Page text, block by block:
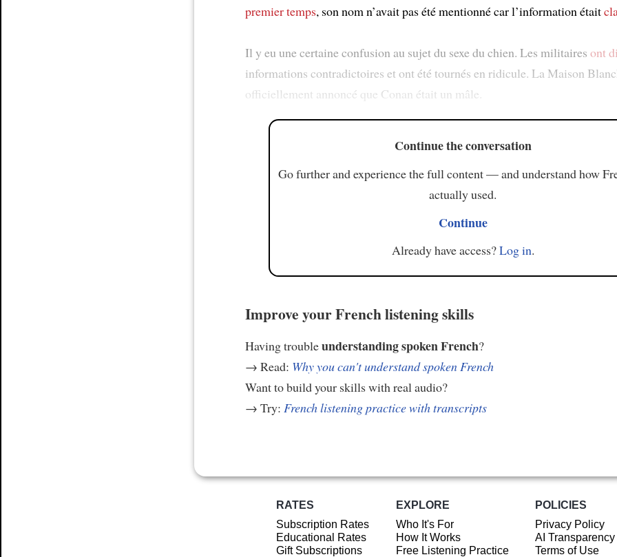
premier temps, son nom n’avait pas été mentionné car l’information était
Il y eu une certaine confusion au sujet du sexe du chien. Les militaires ont
informations contradictoires et ont été tournés en ridicule. La Maison
officiellement annoncé que Conan était un mâle.
Continue the conversation
Go further and experience the full content — and understand how
actually used.
Continue
Already have access?Log in.
Improve your French listening skills
Having troubleunderstanding spoken French?
→ Read: Why you can't understand spoken French
Want to build your skills with real audio?
→ Try: French listening practice with transcripts
RATES
Subscription Rates
Educational Rates
Gift Subscriptions
EXPLORE
Who It's For
How It Works
Free Listening Practice
POLICIES
Privacy Policy
AI
Terms of Use